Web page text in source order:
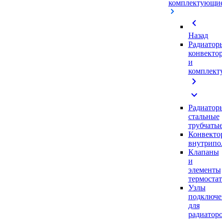
chevron_left
Назад
и
chevron_right
expand_more
стальные
Клапаны
и
элементы
Узлы
для